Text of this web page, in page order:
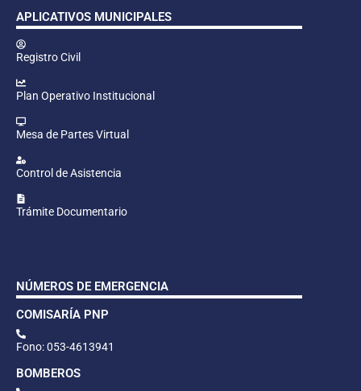
APLICATIVOS MUNICIPALES
Registro Civil
Plan Operativo Institucional
Mesa de Partes Virtual
Control de Asistencia
Trámite Documentario
NÚMEROS DE EMERGENCIA
COMISARÍA PNP
Fono: 053-4613941
BOMBEROS